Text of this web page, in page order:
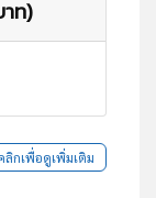
ท)
ลิกเพื่อดูเพิ่มเติม